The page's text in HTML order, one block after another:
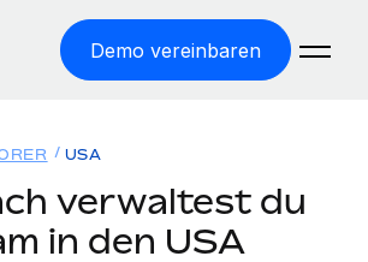
Demo vereinbaren
USA
verwaltest du
in den USA